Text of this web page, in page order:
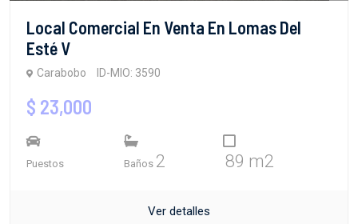
Local Comercial En Venta En Lomas Del
Esté V
Carabobo ID-MIO: 3590
$ 23,000
Puestos Baños 2 89 m2
Ver detalles